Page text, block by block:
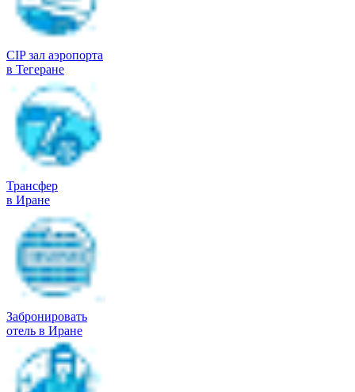
CIP зал аэропорта
в Тегеране
Трансфер
в Иране
Забронировать
отель в Иране